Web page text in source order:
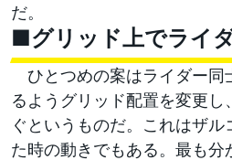
だ。
■グリッド上でライ
ひとつめの案はライダー同
るようグリッド配置を変更し
ぐというものだ。これはザル
た時の動きでもある。最も